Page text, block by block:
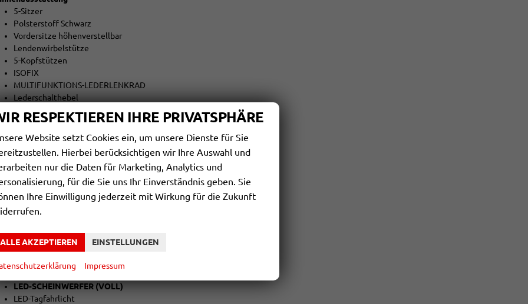
5-Sitzer
Polsterstoff Schwarz
Vordersitze höhenverstellbar
Lendenwirbelstütze
5-Kopfstützen
ISOFIX
MULTIFUNKTIONS-LEDERLENKRAD
Lederschalthebel
Mittelarmlehne
teilbar klappbare Rücksitzbank
DURCHLADEMÖGLICHKEIT
Gepäckraumabdeckung
Aussenausstattung
5-trg.
el. Fensterheber vorne + hinten
el. heranklappbare und beheizbare Außenspiegel
Colorverglasung
LED-SCHEINWERFER (VOLL)
LED-Tagfahrlicht
RESPEKTIEREN IHRE PRIVATSPHÄRE
Website setzt Cookies ein, um unsere Dienste für Sie
Hierbei berücksichtigen wir Ihre Auswahl und
nur die Daten für Marketing, Analytics und
für die Sie uns Ihr Einverständnis geben. Sie
Ihre Einwilligung jederzeit mit Wirkung für die Zukunft
ALLE AKZEPTIEREN EINSTELLUNGEN
Impressum